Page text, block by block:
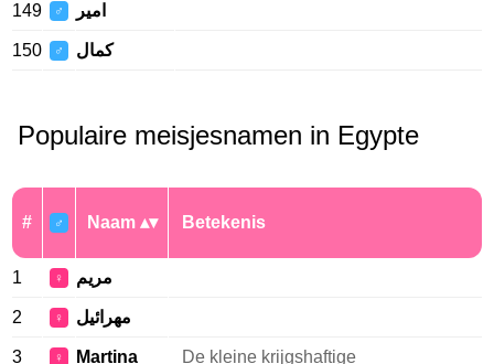
149 ♂ امير
150 ♂ كمال
Populaire meisjesnamen in Egypte
# ♂ Naam Betekenis
1 ♀ مريم
2 ♀ مهرائيل
3 ♀ Martina De kleine krijgshaftige